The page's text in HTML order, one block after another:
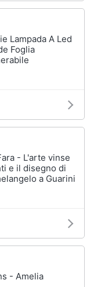
Lampada A Led
Foglia
- L'arte vinse
e il disegno di
a Guarini
- Amelia